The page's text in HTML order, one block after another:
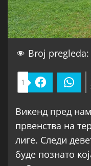
Broj pregleda:
1 Facebook
Викенд пред
првенства на
лиге. Следи
буде познато